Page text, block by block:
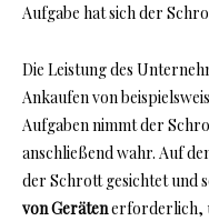
Aufgabe hat sich der
Die Leistung des
Ankaufen von
Aufgaben nimmt der
anschließend wahr. Auf
der Schrott gesichtet und
von Gerätenerforderlich,